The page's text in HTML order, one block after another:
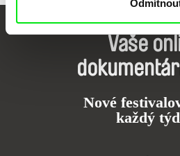
Vaše
Nové
každý